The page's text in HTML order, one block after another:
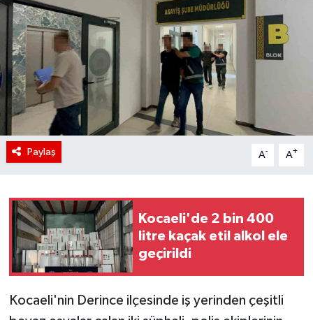
Paylaş A- A+
Kocaeli'de 2 bin 400
litre kaçak etil alkol ele
geçirildi
Kocaeli'nin Derince ilçesinde iş yerinden çeşitli